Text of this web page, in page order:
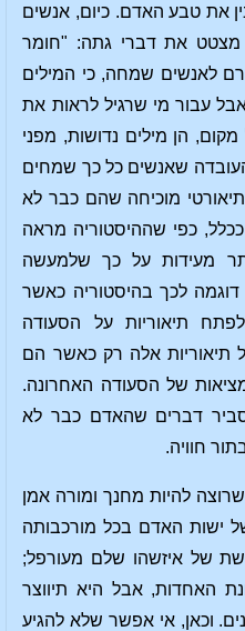
את טבע האדם. כיום, אנשים
את דברי גתה: "חומר
לאנשים שמחה, כי המילים
עבור מי שרגיל לראות את
מקום, הן מילים נדושות, מפני
שאנשים כל כך שמחים
מוכיחה שהם כבר לא
כפי שההיסטוריה מראה
מעידות על כך שלמעשה
דוגמה לכך בהיסטוריה כאשר
תיאוריות על הסעודה
תיאוריות אלה רק כאשר הם
של הסעודה האחרונה.
דברים שהאדם כבר לא
חוויה.
להיות מחנך ומורה אמן
ישות האדם בכל מורכבותה
של איזשהו שלם מעורפל;
האחדות, אבל היא תיווצר
וכאן, אי אפשר שלא להגיע